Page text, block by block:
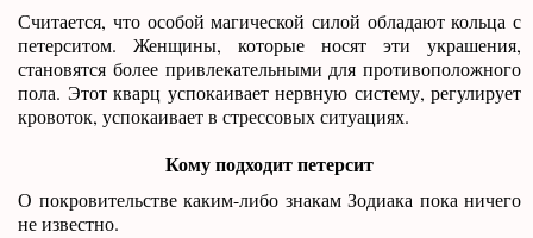
Считается, что особой магической силой обладают кольца с
петерситом. Женщины, которые носят эти украшения,
становятся более привлекательными для противоположного
пола. Этот кварц успокаивает нервную систему, регулирует
кровоток, успокаивает в стрессовых ситуациях.
Кому подходит петерсит
О покровительстве каким-либо знакам Зодиака пока ничего
не известно.